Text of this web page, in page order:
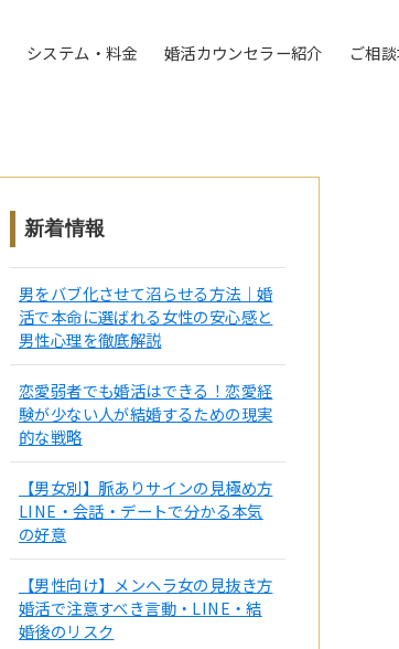
システム・料金 婚活カウンセラー紹介 ご相
新着情報
男をバブ化させて沼らせる方法｜婚
活で本命に選ばれる女性の安心感と
男性心理を徹底解説
恋愛弱者でも婚活はできる！恋愛経
験が少ない人が結婚するための現実
的な戦略
【男女別】脈ありサインの見極め方
LINE・会話・デートで分かる本気
の好意
【男性向け】メンヘラ女の見抜き方
婚活で注意すべき言動・LINE・結
婚後のリスク